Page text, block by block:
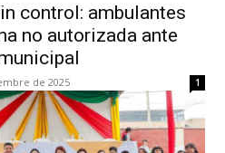
control: ambulantes
no autorizada ante
de 2025 1